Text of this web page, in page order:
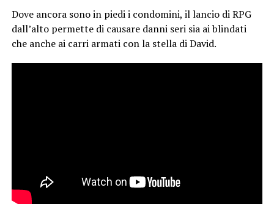
Dove ancora sono in piedi i condomini, il lancio di RPG
dall’alto permette di causare danni seri sia ai blindati
che anche ai carri armati con la stella di David.